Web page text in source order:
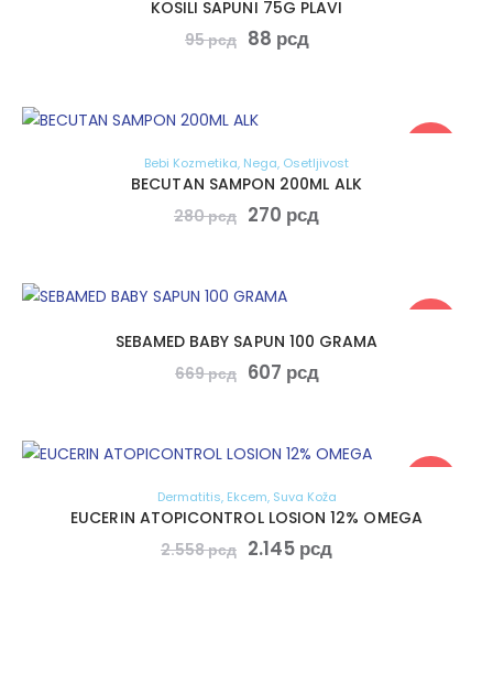
KOSILI SAPUNI 75G PLAVI
95рсд 88 рсд
Bebi Kozmetika, Nega, Osetljivost
BECUTAN SAMPON 200ML ALK
280рсд 270 рсд
SEBAMED BABY SAPUN 100 GRAMA
669рсд 607 рсд
Dermatitis, Ekcem, Suva Koža
EUCERIN ATOPICONTROL LOSION 12% OMEGA
2.558рсд 2.145 рсд